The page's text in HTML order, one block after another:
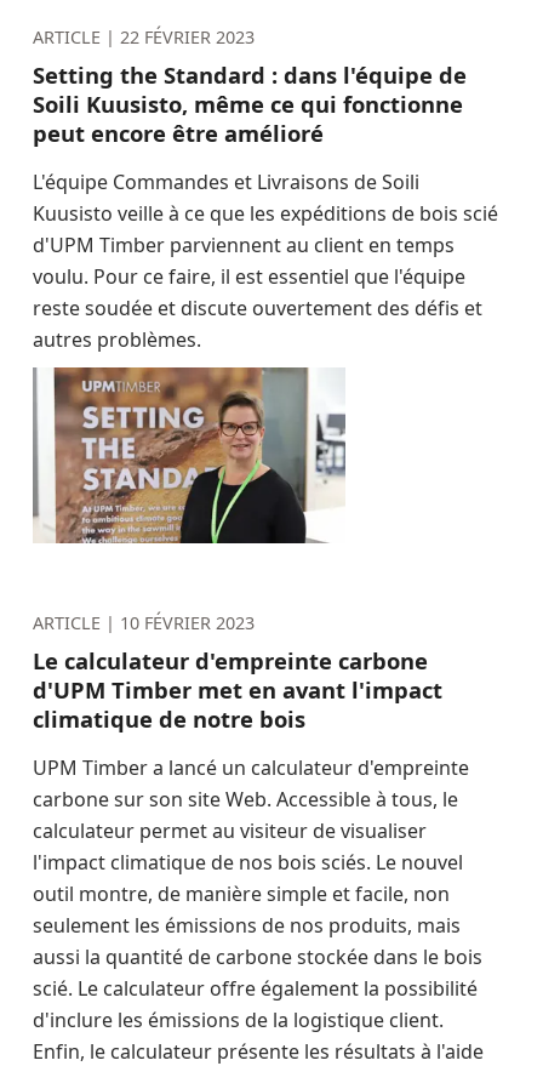
ARTICLE | 22 FÉVRIER 2023
Setting the Standard : dans l'équipe de
Soili Kuusisto, même ce qui fonctionne
peut encore être amélioré
L'équipe Commandes et Livraisons de Soili
Kuusisto veille à ce que les expéditions de bois scié
d'UPM Timber parviennent au client en temps
voulu. Pour ce faire, il est essentiel que l'équipe
reste soudée et discute ouvertement des défis et
autres problèmes.
ARTICLE | 10 FÉVRIER 2023
Le calculateur d'empreinte carbone
d'UPM Timber met en avant l'impact
climatique de notre bois
UPM Timber a lancé un calculateur d'empreinte
carbone sur son site Web. Accessible à tous, le
calculateur permet au visiteur de visualiser
l'impact climatique de nos bois sciés. Le nouvel
outil montre, de manière simple et facile, non
seulement les émissions de nos produits, mais
aussi la quantité de carbone stockée dans le bois
scié. Le calculateur offre également la possibilité
d'inclure les émissions de la logistique client.
Enfin, le calculateur présente les résultats à l'aide